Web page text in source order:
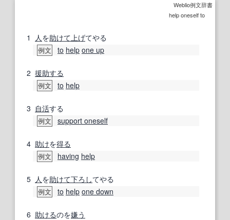
Weblio例文辞書
help oneself to
1 人 を助けて 上げてやる
例文 to help one up
2 援助する
例文 to help
3 自活する
例文 support oneself
4 助けを得る
例文 having help
5 人 を助けて下ろしてやる
例文 to help one down
6 助けるのを嫌う